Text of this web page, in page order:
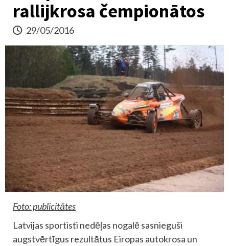
rallijkrosa čempionātos
29/05/2016
Foto: publicitātes
Latvijas sportisti nedēļas nogalē sasnieguši
augstvērtīgus rezultātus Eiropas autokrosa un